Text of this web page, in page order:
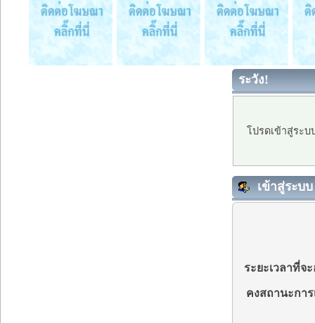
ระวัง!
โปรดเข้าสู่ระ
เข้าสู่ระบบ
ระยะเวลาที่จ
คงสถานะกา